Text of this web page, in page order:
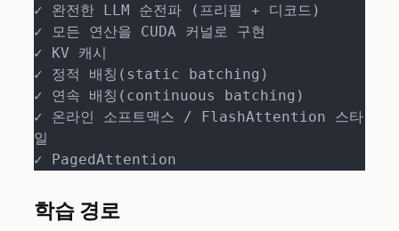
✓ 완전한 LLM 순전파 (프리필 + 디코드)
✓ 모든 연산을 CUDA 커널로 구현
✓ KV 캐시
✓ 정적 배칭(static batching)
✓ 연속 배칭(continuous batching)
✓ 온라인 소프트맥스 / FlashAttention 스타
일
✓ PagedAttention
학습 경로